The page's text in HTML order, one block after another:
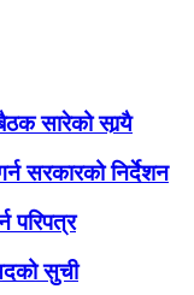
सारेको सार्‍यै
सरकारको निर्देशन
परिपत्र
सुची